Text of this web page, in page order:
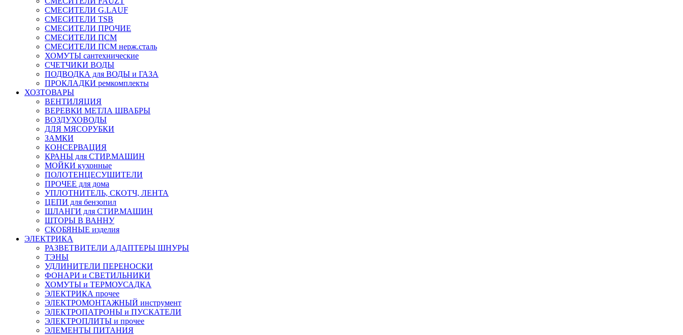
СМЕСИТЕЛИ G.LAUF
СМЕСИТЕЛИ TSB
СМЕСИТЕЛИ ПРОЧИЕ
СМЕСИТЕЛИ ПСМ
СМЕСИТЕЛИ ПСМ нерж.сталь
ХОМУТЫ сантехнические
СЧЕТЧИКИ ВОДЫ
ПОДВОДКА для ВОДЫ и ГАЗА
ПРОКЛАДКИ ремкомплекты
ХОЗТОВАРЫ
ВЕНТИЛЯЦИЯ
ВЕРЕВКИ МЕТЛА ШВАБРЫ
ВОЗДУХОВОДЫ
ДЛЯ МЯСОРУБКИ
ЗАМКИ
КОНСЕРВАЦИЯ
КРАНЫ для СТИР.МАШИН
МОЙКИ кухонные
ПОЛОТЕНЦЕСУШИТЕЛИ
ПРОЧЕЕ для дома
УПЛОТНИТЕЛЬ, СКОТЧ, ЛЕНТА
ЦЕПИ для бензопил
ШЛАНГИ для СТИР.МАШИН
ШТОРЫ В ВАННУ
СКОБЯНЫЕ изделия
ЭЛЕКТРИКА
РАЗВЕТВИТЕЛИ АДАПТЕРЫ ШНУРЫ
ТЭНЫ
УДЛИНИТЕЛИ ПЕРЕНОСКИ
ФОНАРИ и СВЕТИЛЬНИКИ
ХОМУТЫ и ТЕРМОУСАДКА
ЭЛЕКТРИКА прочее
ЭЛЕКТРОМОНТАЖНЫЙ инструмент
ЭЛЕКТРОПАТРОНЫ и ПУСКАТЕЛИ
ЭЛЕКТРОПЛИТЫ и прочее
ЭЛЕМЕНТЫ ПИТАНИЯ